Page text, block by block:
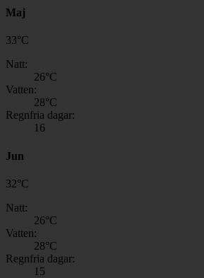
Maj
33°C
Natt:
26°C
Vatten:
28°C
Regnfria dagar:
16
Jun
32°C
Natt:
26°C
Vatten:
28°C
Regnfria dagar:
15